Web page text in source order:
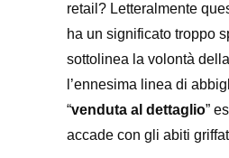
retail? Letteralmente
ha un significato troppo
sottolinea la volontà
l’ennesima linea di
“venduta al dettaglio”
accade con gli abiti